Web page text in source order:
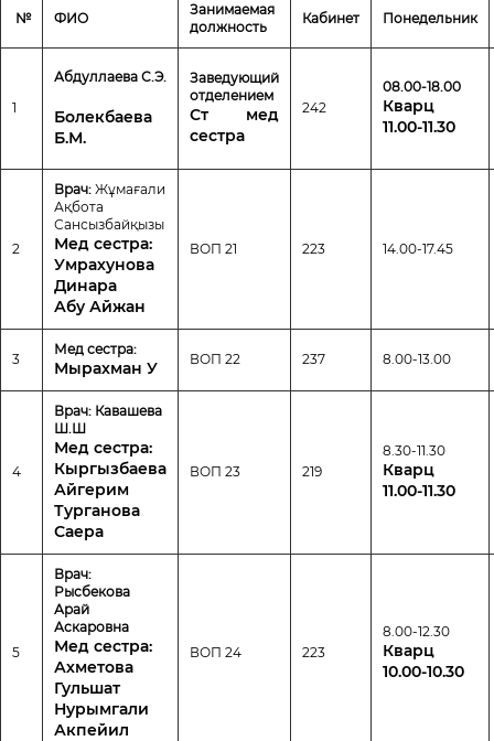
№ ФИО
Занимаемая
должность
Кабинет Понедельник
1
Абдуллаева С.Э.
Болекбаева
Б.М.
Заведующий
отделением
Ст мед
сестра
242
08.00-18.00
Кварц
11.00-11.30
2
Врач: Жұмағали
Ақбота
Сансызбайқызы
Мед сестра:
Умрахунова
Динара
Абу Айжан
ВОП 21 223 14.00-17.45
3
Мед сестра:
Мырахман У ВОП 22 237 8.00-13.00
4
Врач: Кавашева
Ш.Ш
Мед сестра:
Кыргызбаева
Айгерим
Турганова
Саера
ВОП 23 219
8.30-11.30
Кварц
11.00-11.30
5
Врач:
Рысбекова
Арай
Аскаровна
Мед сестра:
Ахметова
Гульшат
Нурымгали
Акпейил
ВОП 24 223
8.00-12.30
Кварц
10.00-10.30